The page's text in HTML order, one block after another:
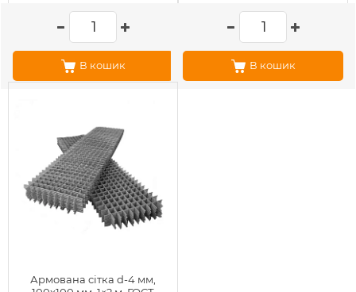
В кошик В кошик
Армована сітка d-4 мм,